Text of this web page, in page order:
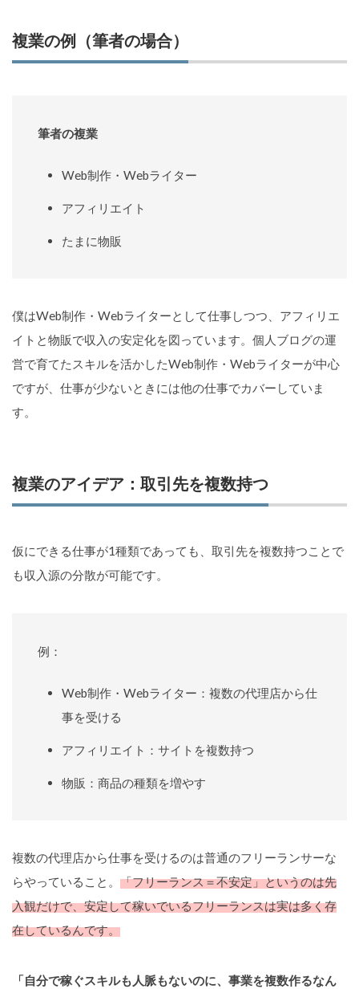
複業の例（筆者の場合）
筆者の複業
Web制作・Webライター
アフィリエイト
たまに物販
僕はWeb制作・Webライターとして仕事しつつ、アフィリエ
イトと物販で収入の安定化を図っています。個人ブログの運
営で育てたスキルを活かしたWeb制作・Webライターが中心
ですが、仕事が少ないときには他の仕事でカバーしていま
す。
複業のアイデア：取引先を複数持つ
仮にできる仕事が1種類であっても、取引先を複数持つことで
も収入源の分散が可能です。
例：
Web制作・Webライター：複数の代理店から仕
事を受ける
アフィリエイト：サイトを複数持つ
物販：商品の種類を増やす
複数の代理店から仕事を受けるのは普通のフリーランサーな
らやっていること。 「フリーランス＝不安定」というのは先
入観だけで、安定して稼いでいるフリーランスは実は多く存
在しているんです。
「自分で稼ぐスキルも人脈もないのに、事業を複数作るなん